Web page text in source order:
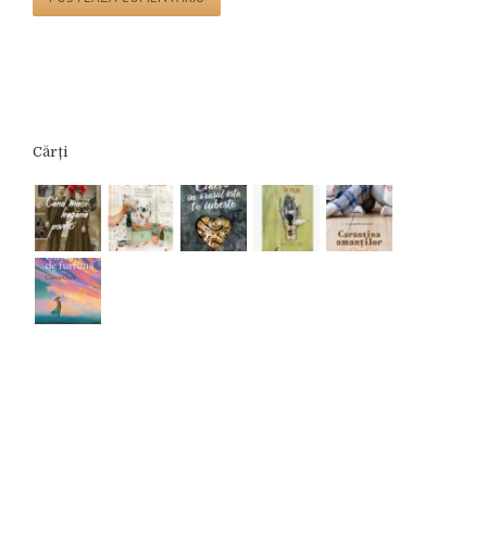
Cărți